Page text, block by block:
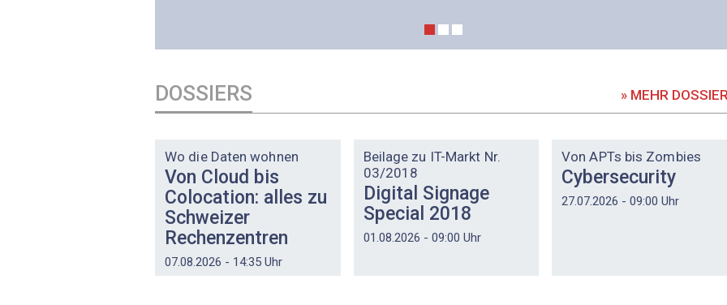
DOSSIERS » MEHR
Wo die Daten wohnen
Von Cloud bis
Colocation: alles zu
Schweizer
Rechenzentren
07.08.2026 - 14:35 Uhr
Beilage zu IT-Markt Nr.
03/2018
Digital Signage
Special 2018
01.08.2026 - 09:00 Uhr
Von APTs bis Zombies
Cybersecurity
27.07.2026 - 09:00 Uhr